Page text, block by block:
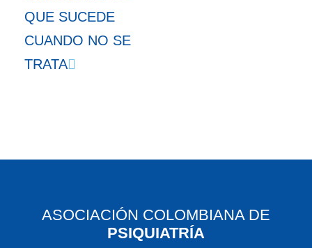
QUE SUCEDE
CUANDO NO SE
TRATA
ASOCIACIÓN COLOMBIANA DE
PSIQUIATRÍA